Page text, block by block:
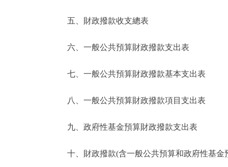
綠色北京
ENGLISH
五、財政撥款收支總表
六、一般公共預算財政撥款支出表
七、一般公共預算財政撥款基本支出表
八、一般公共預算財政撥款項目支出表
九、政府性基金預算財政撥款支出表
十、財政撥款(含一般公共預算和政府性基金